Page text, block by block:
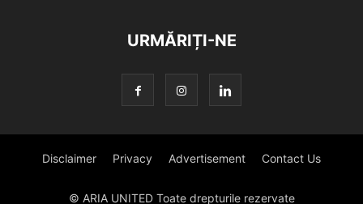
URMĂRIȚI-NE
Disclaimer Privacy Advertisement Contact Us
© ARIA UNITED Toate drepturile rezervate